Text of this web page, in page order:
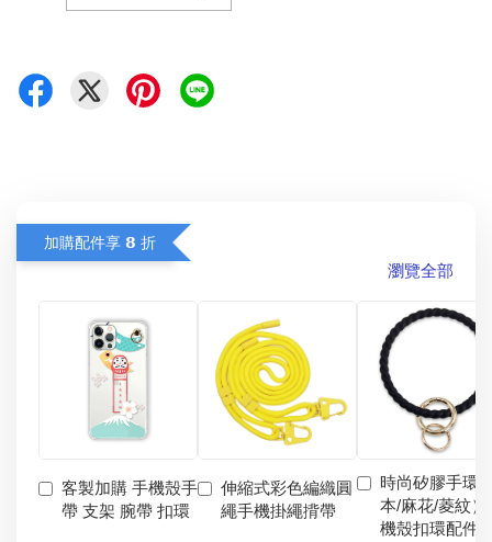
加購配件享 𝟴 折
瀏覽全部
客製加購 手機殼手
帶 支架 腕帶 扣環
伸縮式彩色編織圓
繩手機掛繩揹帶
時尚矽膠手環
本/麻花/菱紋）
機殼扣環配件